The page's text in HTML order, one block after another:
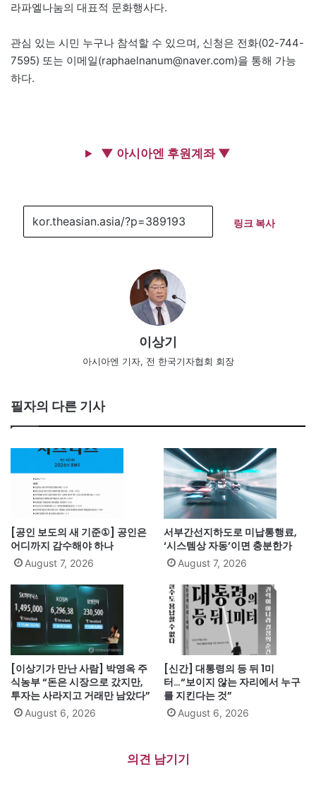
라파엘나눔의 대표적 문화행사다.
관심 있는 시민 누구나 참석할 수 있으며, 신청은 전화(02-744-
7595) 또는 이메일(raphaelnanum@naver.com)을 통해 가능
하다.
▼ 아시아엔 후원계좌 ▼
링크 복사
이상기
아시아엔 기자, 전 한국기자협회 회장
필자의 다른 기사
[공인 보도의 새 기준①] 공인은
어디까지 감수해야 하나
August 7, 2026
서부간선지하도로 미납통행료,
‘시스템상 자동’이면 충분한가
August 7, 2026
[이상기가 만난 사람] 박영옥 주
식농부 “돈은 시장으로 갔지만,
투자는 사라지고 거래만 남았다”
August 6, 2026
[신간] 대통령의 등 뒤 1미
터…“보이지 않는 자리에서 누구
를 지킨다는 것”
August 6, 2026
의견 남기기